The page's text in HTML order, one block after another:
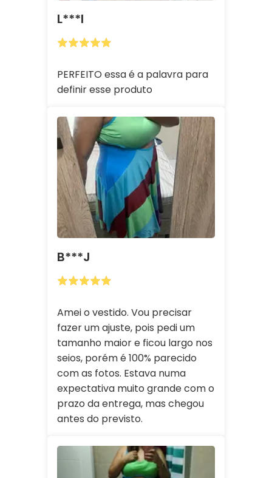
L***i
PERFEITO essa é a palavra para
definir esse produto
B***j
Amei o vestido. Vou precisar
fazer um ajuste, pois pedi um
tamanho maior e ficou largo nos
seios, porém é 100% parecido
com as fotos. Estava numa
expectativa muito grande com o
prazo da entrega, mas chegou
antes do previsto.